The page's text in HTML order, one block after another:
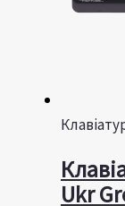
Ukr